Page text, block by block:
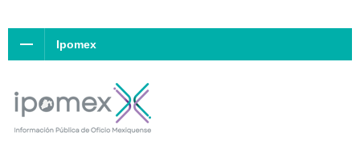
Ipomex